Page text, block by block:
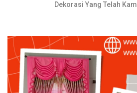
Dekorasi Yang Telah